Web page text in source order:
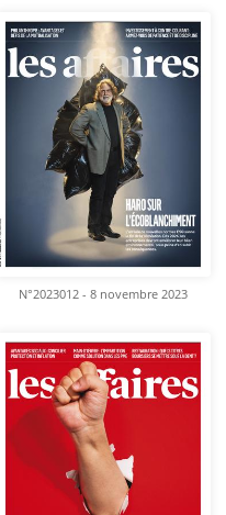
N°2023012 - 8 novembre 2023